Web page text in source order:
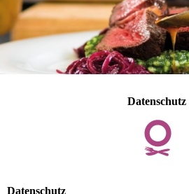
Datenschutz
Datenschutz